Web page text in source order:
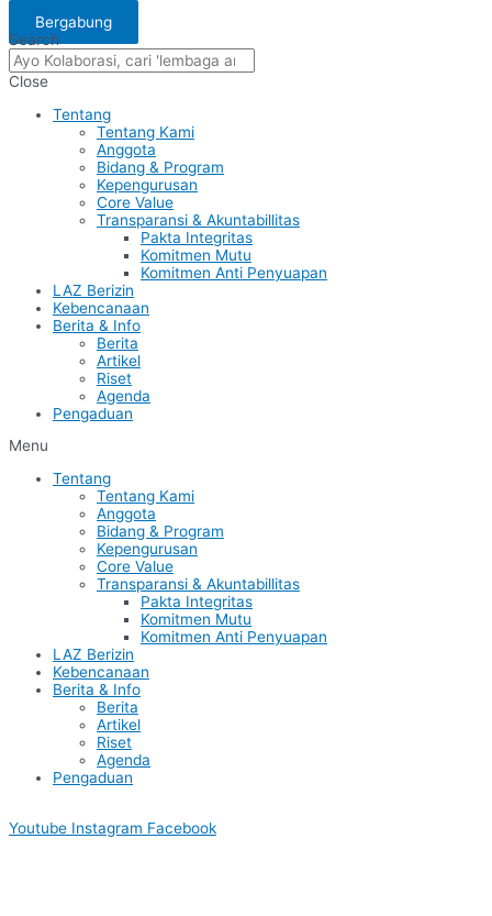
Bergabung
Search
Close
Tentang
Tentang Kami
Anggota
Bidang & Program
Kepengurusan
Core Value
Transparansi & Akuntabillitas
Pakta Integritas
Komitmen Mutu
Komitmen Anti Penyuapan
LAZ Berizin
Kebencanaan
Berita & Info
Berita
Artikel
Riset
Agenda
Pengaduan
Menu
Tentang
Tentang Kami
Anggota
Bidang & Program
Kepengurusan
Core Value
Transparansi & Akuntabillitas
Pakta Integritas
Komitmen Mutu
Komitmen Anti Penyuapan
LAZ Berizin
Kebencanaan
Berita & Info
Berita
Artikel
Riset
Agenda
Pengaduan
Youtube Instagram Facebook